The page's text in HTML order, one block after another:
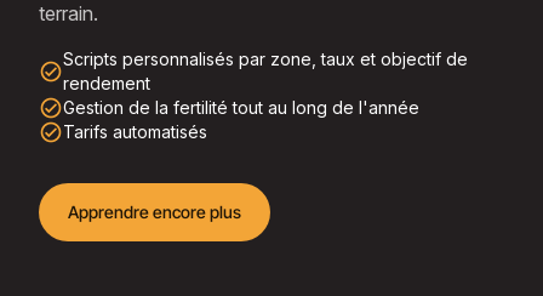
terrain.
check_circle_outline
Scripts personnalisés par zone, taux et objectif de
rendement
check_circle_outlineGestion de la fertilité tout au long de l'année
check_circle_outlineTarifs automatisés
Apprendre encore plus